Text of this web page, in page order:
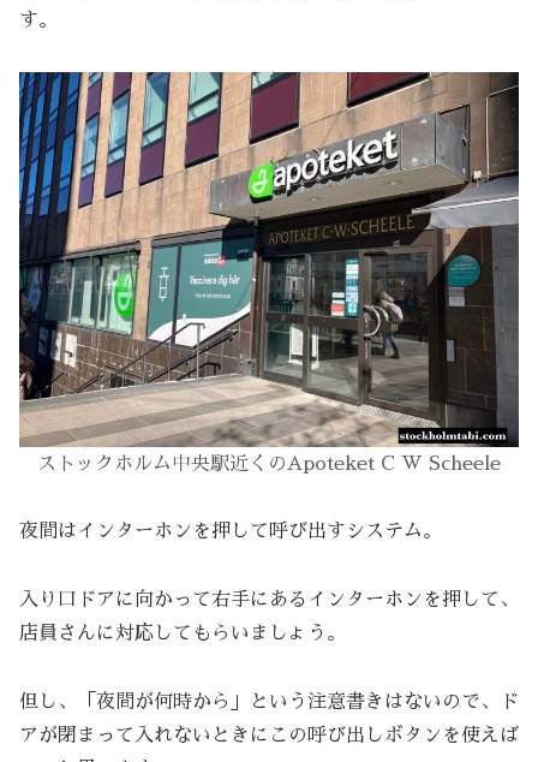
す。
ストックホルム中央駅近くのApoteket C W Scheele
夜間はインターホンを押して呼び出すシステム。
入り口ドアに向かって右手にあるインターホンを押して、
店員さんに対応してもらいましょう。
但し、「夜間が何時から」という注意書きはないので、ド
アが閉まって入れないときにこの呼び出しボタンを使えば